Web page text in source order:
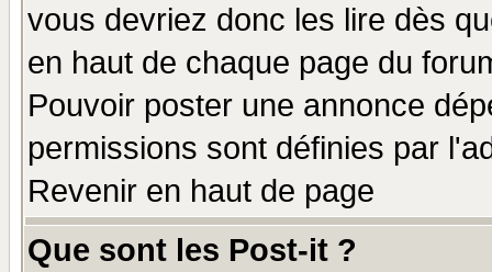
vous devriez donc les lire dès
en haut de chaque page du
Pouvoir poster une annonce
permissions sont définies par
Revenir en haut de page
Que sont les Post-it ?